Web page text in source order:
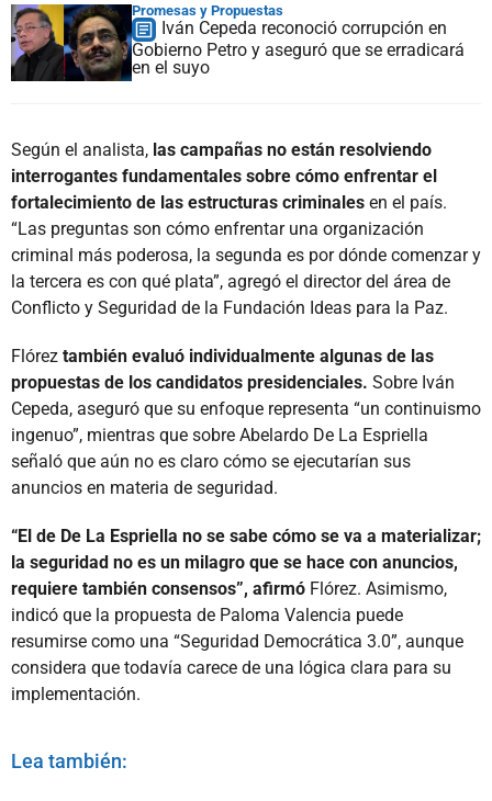
Promesas y Propuestas
Iván Cepeda reconoció corrupción en
Gobierno Petro y aseguró que se erradicará
en el suyo
Según el analista, las campañas no están resolviendo
interrogantes fundamentales sobre cómo enfrentar el
fortalecimiento de las estructuras criminales en el país.
“Las preguntas son cómo enfrentar una organización
criminal más poderosa, la segunda es por dónde comenzar y
la tercera es con qué plata”, agregó el director del área de
Conflicto y Seguridad de la Fundación Ideas para la Paz.
Flórez también evaluó individualmente algunas de las
propuestas de los candidatos presidenciales. Sobre Iván
Cepeda, aseguró que su enfoque representa “un continuismo
ingenuo”, mientras que sobre Abelardo De La Espriella
señaló que aún no es claro cómo se ejecutarían sus
anuncios en materia de seguridad.
“El de De La Espriella no se sabe cómo se va a materializar;
la seguridad no es un milagro que se hace con anuncios,
requiere también consensos”, afirmó Flórez. Asimismo,
indicó que la propuesta de Paloma Valencia puede
resumirse como una “Seguridad Democrática 3.0”, aunque
considera que todavía carece de una lógica clara para su
implementación.
Lea también: